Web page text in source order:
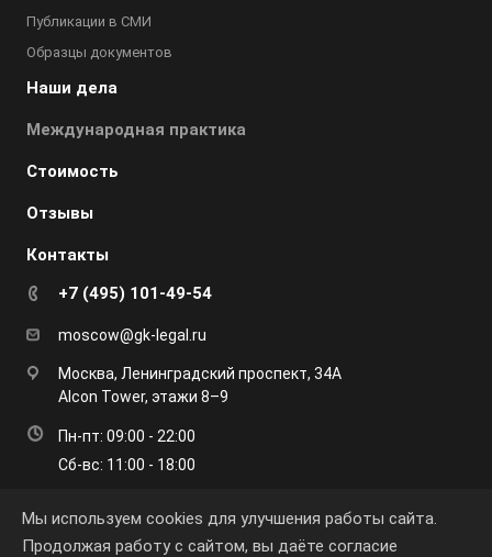
Публикации в СМИ
Образцы документов
Наши дела
Международная практика
Стоимость
Отзывы
Контакты
+7 (495) 101-49-54
moscow@gk-legal.ru
Москва, Ленинградский проспект, 34А
Alcon Tower, этажи 8–9
Пн-пт: 09:00 - 22:00
Сб-вс: 11:00 - 18:00
Мы используем cookies для улучшения работы сайта.
Продолжая работу с сайтом, вы даёте согласие